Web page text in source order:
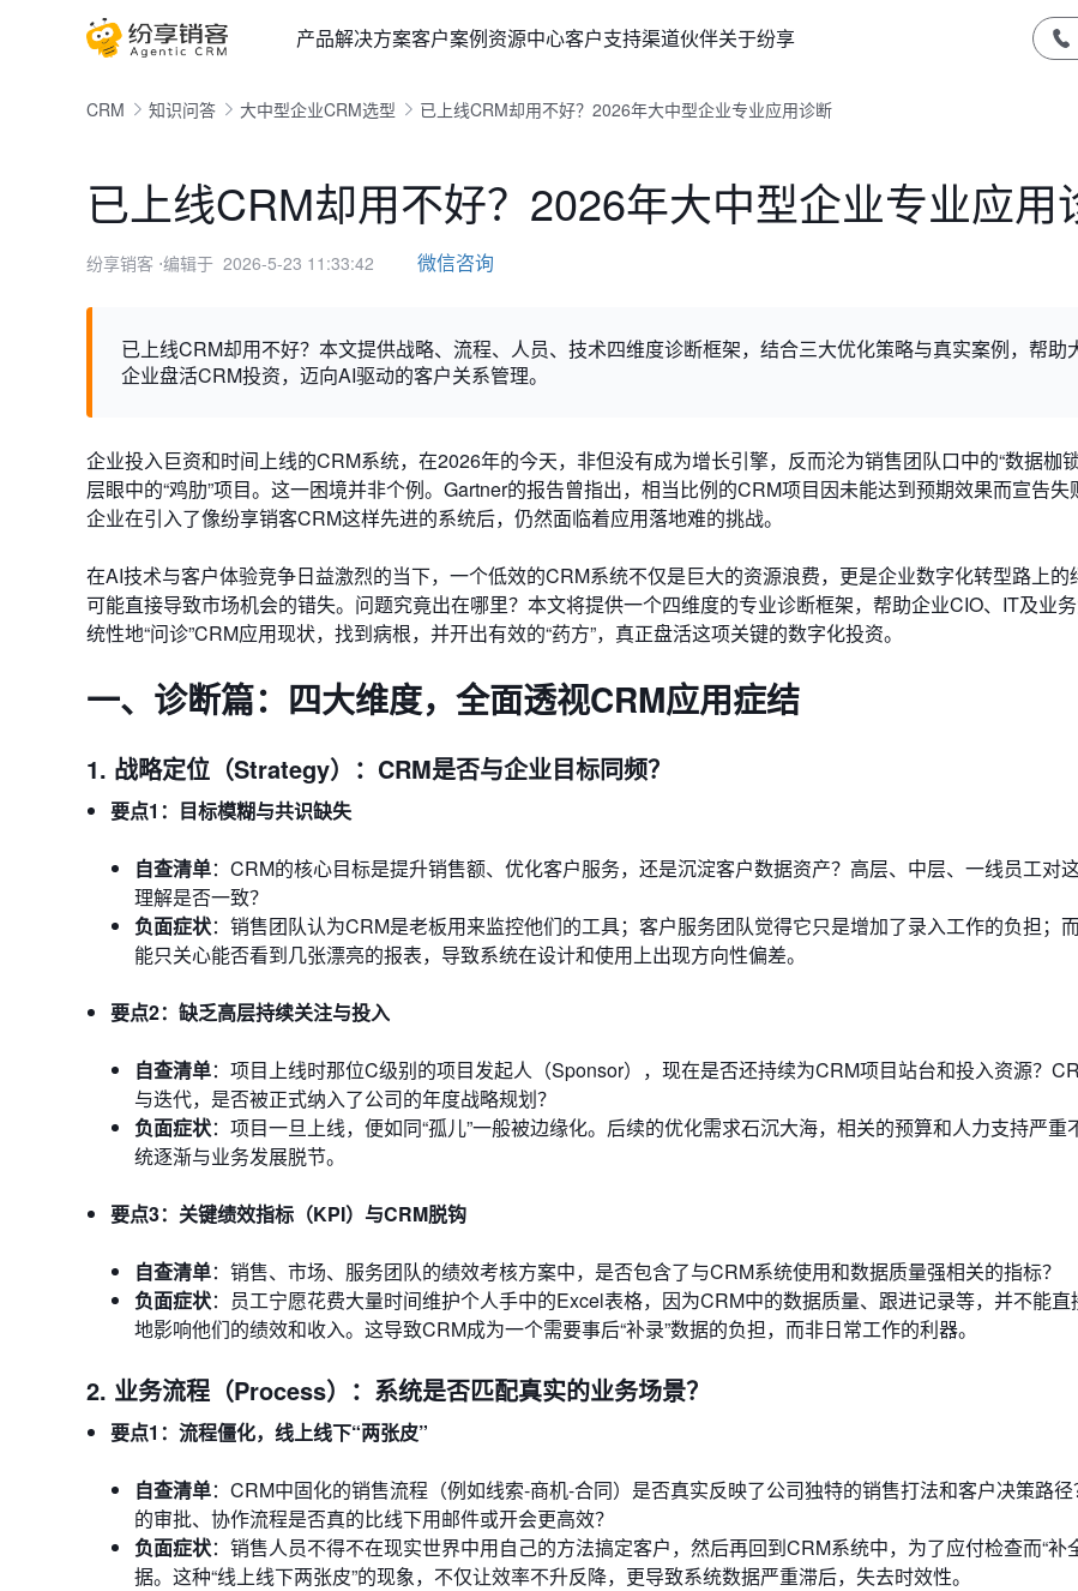
产品解决方案客户案例资源中心客户支持渠道伙伴关于纷享
CRM 知识问答 大中型企业CRM选型 已上线CRM却用不好？2026年大中型企业专业应用诊断
已上线CRM却用不好？2026年大中型企业专业应用
纷享销客 ⋅编辑于 2026-5-23 11:33:42 微信咨询
已上线CRM却用不好？本文提供战略、流程、人员、技术四维度诊断框架，结合三大优化策略与真实案例，帮助
企业盘活CRM投资，迈向AI驱动的客户关系管理。
企业投入巨资和时间上线的CRM系统，在2026年的今天，非但没有成为增长引擎，反而沦为销售团队口中的“数据枷
层眼中的“鸡肋”项目。这一困境并非个例。Gartner的报告曾指出，相当比例的CRM项目因未能达到预期效果而宣告失
企业在引入了像纷享销客CRM这样先进的系统后，仍然面临着应用落地难的挑战。
在AI技术与客户体验竞争日益激烈的当下，一个低效的CRM系统不仅是巨大的资源浪费，更是企业数字化转型路上的
可能直接导致市场机会的错失。问题究竟出在哪里？本文将提供一个四维度的专业诊断框架，帮助企业CIO、IT及业
统性地“问诊”CRM应用现状，找到病根，并开出有效的“药方”，真正盘活这项关键的数字化投资。
一、诊断篇：四大维度，全面透视CRM应用症结
1. 战略定位（Strategy）：CRM是否与企业目标同频？
要点1：目标模糊与共识缺失
自查清单：CRM的核心目标是提升销售额、优化客户服务，还是沉淀客户数据资产？高层、中层、一线员工对
理解是否一致？
负面症状：销售团队认为CRM是老板用来监控他们的工具；客户服务团队觉得它只是增加了录入工作的负担；
能只关心能否看到几张漂亮的报表，导致系统在设计和使用上出现方向性偏差。
要点2：缺乏高层持续关注与投入
自查清单：项目上线时那位C级别的项目发起人（Sponsor），现在是否还持续为CRM项目站台和投入资源？
与迭代，是否被正式纳入了公司的年度战略规划？
负面症状：项目一旦上线，便如同“孤儿”一般被边缘化。后续的优化需求石沉大海，相关的预算和人力支持严重
统逐渐与业务发展脱节。
要点3：关键绩效指标（KPI）与CRM脱钩
自查清单：销售、市场、服务团队的绩效考核方案中，是否包含了与CRM系统使用和数据质量强相关的指标？
负面症状：员工宁愿花费大量时间维护个人手中的Excel表格，因为CRM中的数据质量、跟进记录等，并不能直
地影响他们的绩效和收入。这导致CRM成为一个需要事后“补录”数据的负担，而非日常工作的利器。
2. 业务流程（Process）：系统是否匹配真实的业务场景？
要点1：流程僵化，线上线下“两张皮”
自查清单：CRM中固化的销售流程（例如线索-商机-合同）是否真实反映了公司独特的销售打法和客户决策路
的审批、协作流程是否真的比线下用邮件或开会更高效？
负面症状：销售人员不得不在现实世界中用自己的方法搞定客户，然后再回到CRM系统中，为了应付检查而“补
据。这种“线上线下两张皮”的现象，不仅让效率不升反降，更导致系统数据严重滞后，失去时效性。